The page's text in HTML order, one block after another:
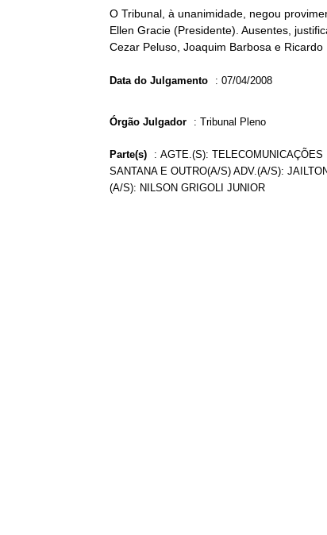
O Tribunal, à unanimidade, negou
Ellen Gracie (Presidente). Ausentes,
Cezar Peluso, Joaquim Barbosa e
Data do Julgamento : 07/04/2008
Órgão Julgador : Tribunal Pleno
Parte(s) : AGTE.(S):
SANTANA E OUTRO(A/S) ADV.(A/S):
(A/S): NILSON GRIGOLI JUNIOR